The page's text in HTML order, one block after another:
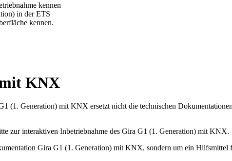
kennen
in der ETS
kennen.
KNX
(1. Generation) mit KNX ersetzt nicht die technischen
zur interaktiven Inbetriebnahme des Gira G1 (1. Generation) mit KNX.
Gira G1 (1. Generation) mit KNX, sondern um ein Hilfsmittel